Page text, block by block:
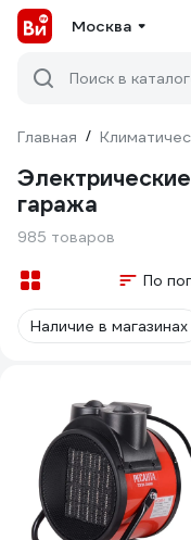
Москва
Поиск в
Главная /
гаража
985 товаров
По
Наличие в магазинах